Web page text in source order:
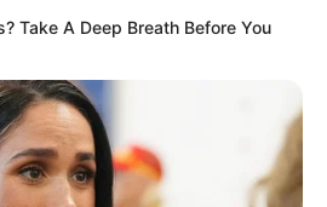
Rahasia Buat Foto
Take A Deep Breath Before You